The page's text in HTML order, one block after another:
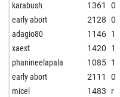
karabush 1361 0
early abort 2128 0
adagio80 1146 1
xaest 1420 1
phanineelapala 1085 1
early abort 2111 0
micel 1483 r